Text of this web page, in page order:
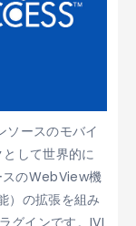
ースのモバイ
して世界的に
のWebView機
）の拡張を組み